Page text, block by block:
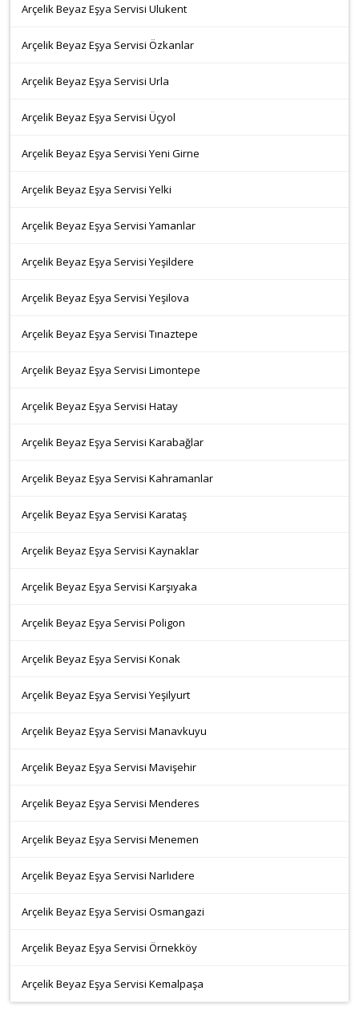
Arçelik Beyaz Eşya Servisi Ulukent
Arçelik Beyaz Eşya Servisi Özkanlar
Arçelik Beyaz Eşya Servisi Urla
Arçelik Beyaz Eşya Servisi Üçyol
Arçelik Beyaz Eşya Servisi Yeni Girne
Arçelik Beyaz Eşya Servisi Yelki
Arçelik Beyaz Eşya Servisi Yamanlar
Arçelik Beyaz Eşya Servisi Yeşildere
Arçelik Beyaz Eşya Servisi Yeşilova
Arçelik Beyaz Eşya Servisi Tınaztepe
Arçelik Beyaz Eşya Servisi Limontepe
Arçelik Beyaz Eşya Servisi Hatay
Arçelik Beyaz Eşya Servisi Karabağlar
Arçelik Beyaz Eşya Servisi Kahramanlar
Arçelik Beyaz Eşya Servisi Karataş
Arçelik Beyaz Eşya Servisi Kaynaklar
Arçelik Beyaz Eşya Servisi Karşıyaka
Arçelik Beyaz Eşya Servisi Poligon
Arçelik Beyaz Eşya Servisi Konak
Arçelik Beyaz Eşya Servisi Yeşilyurt
Arçelik Beyaz Eşya Servisi Manavkuyu
Arçelik Beyaz Eşya Servisi Mavişehir
Arçelik Beyaz Eşya Servisi Menderes
Arçelik Beyaz Eşya Servisi Menemen
Arçelik Beyaz Eşya Servisi Narlıdere
Arçelik Beyaz Eşya Servisi Osmangazi
Arçelik Beyaz Eşya Servisi Örnekköy
Arçelik Beyaz Eşya Servisi Kemalpaşa